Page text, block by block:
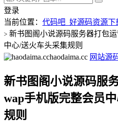
登录
当前位置： 代码吧_好源码资源下
> 新书图阁小说源码服务器打包
中心/送火车头采集规则
haodaima.cc 网站源
新书图阁小说源码服
wap手机版完整会员
规则